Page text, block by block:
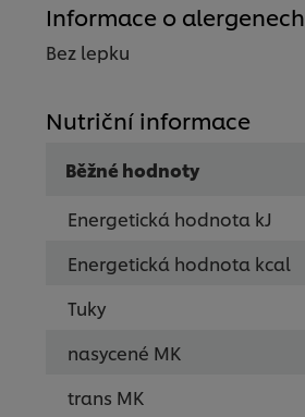
Informace o alergenech
Bez lepku
Nutriční informace
Běžné hodnoty
Energetická hodnota kJ
Energetická hodnota kcal
Tuky
nasycené MK
trans MK